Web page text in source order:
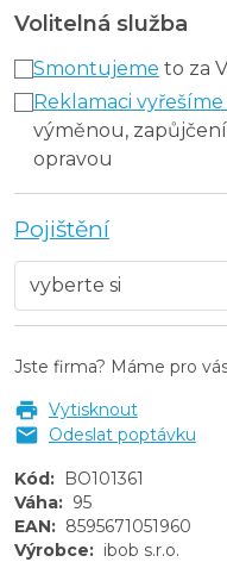
Volitelná služba
Smontujeme to za
Reklamaci
výměnou,
opravou
Pojištění
Jste firma? Máme pro
Vytisknout
Odeslat poptávku
Kód: BO101361
Váha: 95
EAN: 8595671051960
Výrobce: ibob s.r.o.